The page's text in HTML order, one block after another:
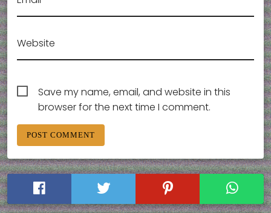
Website
Save my name, email, and website in this
browser for the next time I comment.